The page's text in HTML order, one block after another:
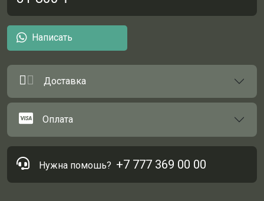
Написать
Доставка
Оплата
Нужна помошь? +7 777 369 00 00